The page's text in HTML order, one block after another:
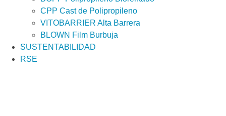
CPP Cast de Polipropileno
VITOBARRIER Alta Barrera
BLOWN Film Burbuja
SUSTENTABILIDAD
RSE